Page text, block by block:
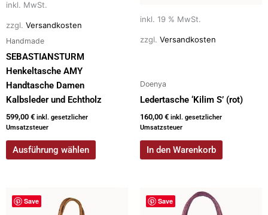
inkl. MwSt.
zzgl. Versandkosten
Handmade
SEBASTIANSTURM
Henkeltasche AMY
Handtasche Damen
Kalbsleder und Echtholz
599,00 € inkl. gesetzlicher
Umsatzsteuer
Ausführung wählen
können
der
Produktseite
gewählt
werden
inkl. 19 % MwSt.
zzgl. Versandkosten
Doenya
Ledertasche ‘Kilim S’ (rot)
160,00 € inkl. gesetzlicher
Umsatzsteuer
In den Warenkorb
Save
Dieses
Produkt
Save
Dieses
Produkt